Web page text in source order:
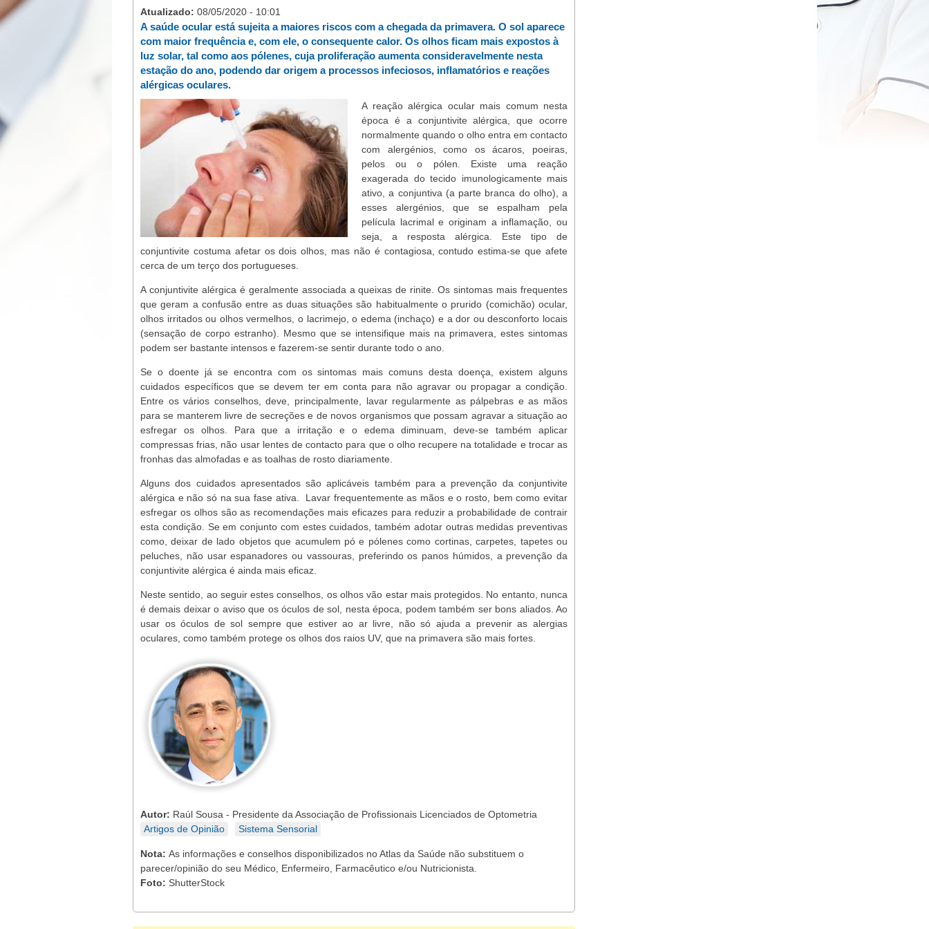
Atualizado: 08/05/2020 - 10:01
A saúde ocular está sujeita a maiores riscos com a chegada da primavera. O sol aparece
com maior frequência e, com ele, o consequente calor. Os olhos ficam mais expostos à
luz solar, tal como aos pólenes, cuja proliferação aumenta consideravelmente nesta
estação do ano, podendo dar origem a processos infeciosos, inflamatórios e reações
alérgicas oculares.
A reação alérgica ocular mais comum nesta
época é a conjuntivite alérgica, que ocorre
normalmente quando o olho entra em contacto
com alergénios, como os ácaros, poeiras,
pelos ou o pólen. Existe uma reação
exagerada do tecido imunologicamente mais
ativo, a conjuntiva (a parte branca do olho), a
esses alergénios, que se espalham pela
película lacrimal e originam a inflamação, ou
seja, a resposta alérgica. Este tipo de
conjuntivite costuma afetar os dois olhos, mas não é contagiosa, contudo estima-se que afete
cerca de um terço dos portugueses.
A conjuntivite alérgica é geralmente associada a queixas de rinite. Os sintomas mais frequentes
que geram a confusão entre as duas situações são habitualmente o prurido (comichão) ocular,
olhos irritados ou olhos vermelhos, o lacrimejo, o edema (inchaço) e a dor ou desconforto locais
(sensação de corpo estranho). Mesmo que se intensifique mais na primavera, estes sintomas
podem ser bastante intensos e fazerem-se sentir durante todo o ano.
Se o doente já se encontra com os sintomas mais comuns desta doença, existem alguns
cuidados específicos que se devem ter em conta para não agravar ou propagar a condição.
Entre os vários conselhos, deve, principalmente, lavar regularmente as pálpebras e as mãos
para se manterem livre de secreções e de novos organismos que possam agravar a situação ao
esfregar os olhos. Para que a irritação e o edema diminuam, deve-se também aplicar
compressas frias, não usar lentes de contacto para que o olho recupere na totalidade e trocar as
fronhas das almofadas e as toalhas de rosto diariamente.
Alguns dos cuidados apresentados são aplicáveis também para a prevenção da conjuntivite
alérgica e não só na sua fase ativa. Lavar frequentemente as mãos e o rosto, bem como evitar
esfregar os olhos são as recomendações mais eficazes para reduzir a probabilidade de contrair
esta condição. Se em conjunto com estes cuidados, também adotar outras medidas preventivas
como, deixar de lado objetos que acumulem pó e pólenes como cortinas, carpetes, tapetes ou
peluches, não usar espanadores ou vassouras, preferindo os panos húmidos, a prevenção da
conjuntivite alérgica é ainda mais eficaz.
Neste sentido, ao seguir estes conselhos, os olhos vão estar mais protegidos. No entanto, nunca
é demais deixar o aviso que os óculos de sol, nesta época, podem também ser bons aliados. Ao
usar os óculos de sol sempre que estiver ao ar livre, não só ajuda a prevenir as alergias
oculares, como também protege os olhos dos raios UV, que na primavera são mais fortes.
Autor: Raúl Sousa - Presidente da Associação de Profissionais Licenciados de Optometria
Artigos de Opinião
Sistema Sensorial
Nota: As informações e conselhos disponibilizados no Atlas da Saúde não substituem o
parecer/opinião do seu Médico, Enfermeiro, Farmacêutico e/ou Nutricionista.
Foto: ShutterStock